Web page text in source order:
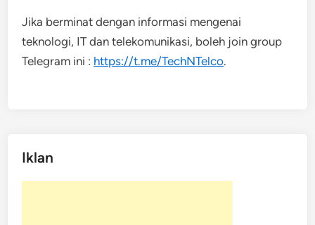
Jika berminat dengan informasi mengenai
teknologi, IT dan telekomunikasi, boleh join group
Telegram ini : https://t.me/TechNTelco.
Iklan